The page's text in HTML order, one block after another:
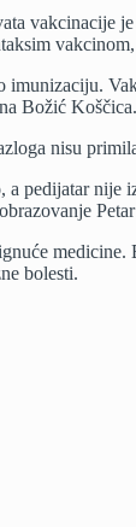
vakcinacije
imunizaciju.
Božić Koščica.
nisu
pedijatar nije
bolesti.